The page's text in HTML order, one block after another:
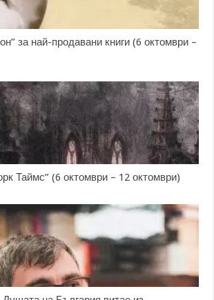
за най-продавани книги (6 октомври –
Таймс” (6 октомври – 12 октомври)